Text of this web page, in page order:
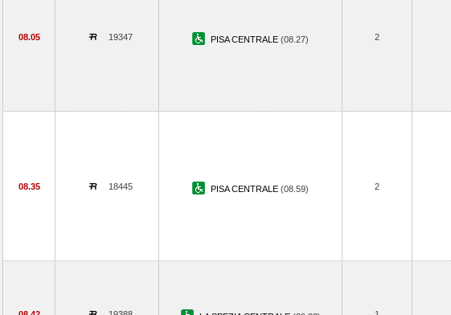
08.05 19347 PISA CENTRALE (08.27) 2
08.35 18445 PISA CENTRALE (08.59) 2